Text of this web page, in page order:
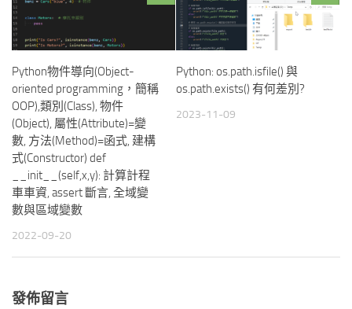
Python物件導向(Object-
oriented programming，簡稱
OOP),類別(Class), 物件
(Object), 屬性(Attribute)=變
數, 方法(Method)=函式, 建構
式(Constructor) def
__init__(self,x,y): 計算計程
車車資, assert 斷言, 全域變
數與區域變數
2022-09-20
Python: os.path.isfile() 與
os.path.exists() 有何差別?
2023-11-09
發佈留言